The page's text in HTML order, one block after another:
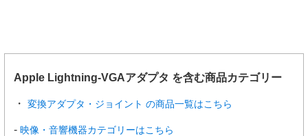
Apple Lightning-VGAアダプタ を含む商品カテゴリー
変換アダプタ・ジョイント の商品一覧はこちら
映像・音響機器カテゴリーはこちら